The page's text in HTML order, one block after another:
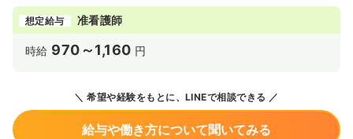
想定給与 准看護師
時給 970～1,160 円
希望や経験をもとに、LINEで相談できる
給与や働き方について聞いてみる